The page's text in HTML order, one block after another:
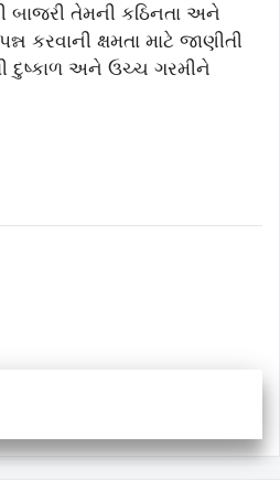
બાજરી તેમની કઠિનતા અને
કરવાની ક્ષમતા માટે જાણીતી
દુષ્કાળ અને ઉચ્ચ ગરમીને